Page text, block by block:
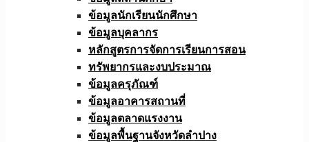
ข้อมูลนักเรียนนักศึกษา
ข้อมูลบุคลากร
หลักสูตรการจัดการเรียนการสอน
ทรัพยากรและงบประมาณ
ข้อมูลครุภัณฑ์
ข้อมูลอาคารสถานที่
ข้อมูลตลาดแรงงาน
ข้อมูลพื้นฐานจังหวัดลำปาง